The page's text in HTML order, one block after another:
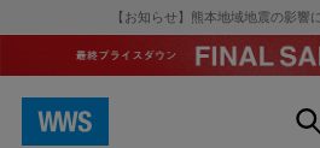
【お知らせ】熊本地域地震の影響